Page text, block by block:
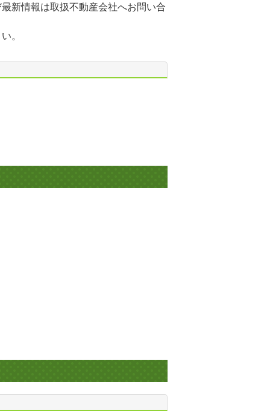
新情報は取扱不動産会社へお問い合
。